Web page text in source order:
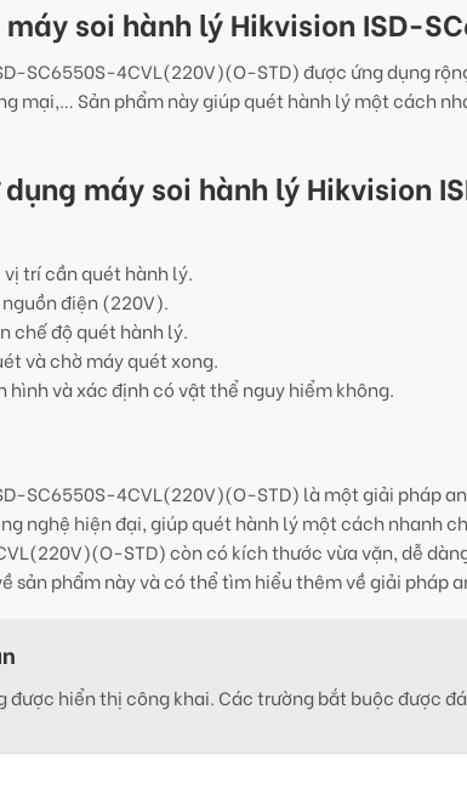
soi hành lý Hikvision ISD-
SC6550S-4CVL(220V)(O-STD) được ứng dụng
mại,… Sản phẩm này giúp quét hành lý một cách
máy soi hành lý Hikvision
trí cần quét hành lý.
điện (220V).
chế độ quét hành lý.
và chờ máy quét xong.
hình và xác định có vật thể nguy hiểm không.
SC6550S-4CVL(220V)(O-STD) là một giải pháp
nghệ hiện đại, giúp quét hành lý một cách nhanh
STD) còn có kích thước vừa vặn, dễ
sản phẩm này và có thể tìm hiểu thêm về giải pháp
được hiển thị công khai. Các trường bắt buộc được